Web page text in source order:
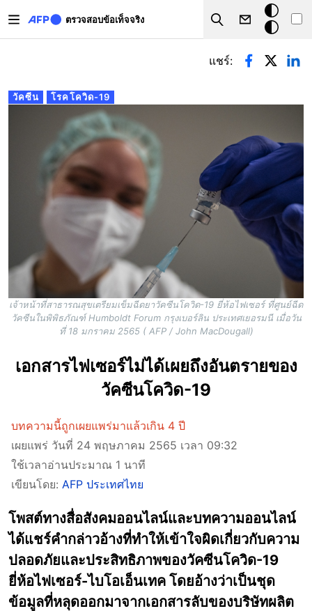
ตรวจสอบข้อเท็จจริง
Search
โหมด
มืด
Primary tabs
วัคซีน โรคโควิด-19
แชร์:
เจ้าหน้าที่สาธารณสุขเตรียมเข็มฉีดยาวัคซีนโควิด-19 ยี่ห้อไฟเซอร์ ที่ศูนย์ฉีด
วัคซีนในพิพิธภัณฑ์ Humboldt Forum กรุงเบอร์ลิน ประเทศเยอรมนี เมื่อวัน
ที่ 18 มกราคม 2565 ( AFP / John MacDougall)
เอกสารไฟเซอร์ไม่ได้เผยถึงอันตรายของ
วัคซีนโควิด-19
บทความนี้ถูกเผยแพร่มาแล้วเกิน 4 ปี
เผยแพร่ วันที่ 24 พฤษภาคม 2565 เวลา 09:32
ใช้เวลาอ่านประมาณ 1 นาที
เขียนโดย: AFP ประเทศไทย
โพสต์ทางสื่อสังคมออนไลน์และบทความออนไลน์
ได้แชร์คำกล่าวอ้างที่ทำให้เข้าใจผิดเกี่ยวกับความ
ปลอดภัยและประสิทธิภาพของวัคซีนโควิด-19
ยี่ห้อไฟเซอร์-ไบโอเอ็นเทค โดยอ้างว่าเป็นชุด
ข้อมูลที่หลุดออกมาจากเอกสารลับของบริษัทผลิต